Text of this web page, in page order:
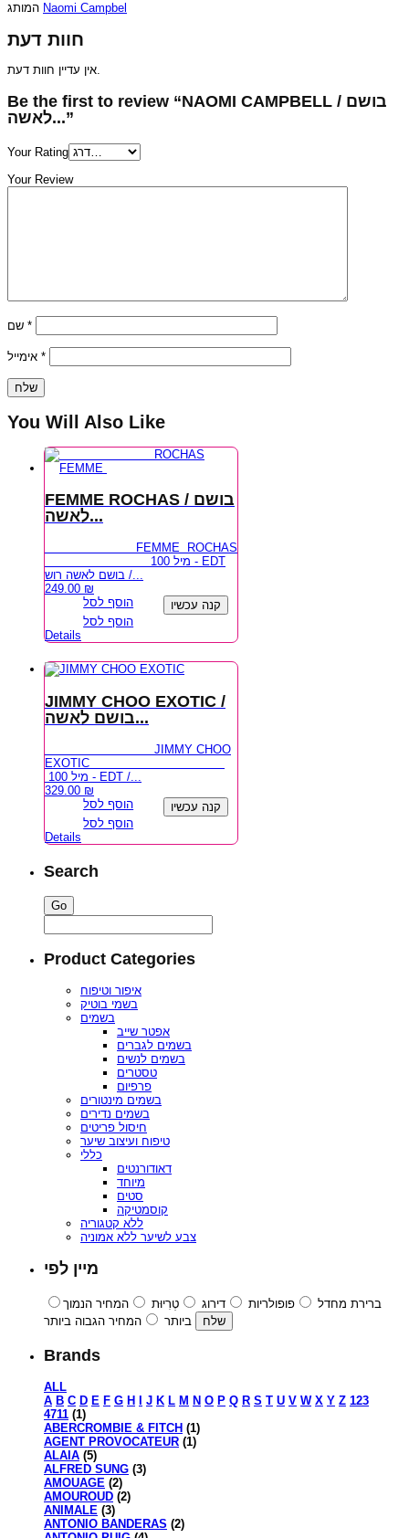
Naomi Campbel
חוות דעת
אין עדיין חוות דעת.
Be the first to review “NAOMI CAMPBELL / בושם
לאשה...”
Your Rating
Your Review
*
*
You Will Also Like
FEMME ROCHAS / בושם
לאשה...
FEMME ROCHAS
100 מיל - EDT
בושם לאשה רוש /...
249.00 ₪
הוסף לסל
קנה עכשיו
הוסף לסל
Details
JIMMY CHOO EXOTIC /
בושם לאשה...
JIMMY CHOO
EXOTIC
100 מיל - EDT /...
329.00 ₪
הוסף לסל
קנה עכשיו
הוסף לסל
Details
Search
Product Categories
איפור וטיפוח
בשמי בוטיק
בשמים
אפטר שייב
בשמים לגברים
בשמים לנשים
טסטרים
פרפיום
בשמים מינטורים
בשמים נדירים
חיסול פריטים
טיפוח ועיצוב שיער
כללי
דאודורנטים
מיוחד
סטים
קוסמטיקה
ללא קטגוריה
צבע לשיער ללא אמוניה
מיין לפי
ברירת מחדל פופולריות דירוג טְרִיוּת
המחיר הנמוך
ביותר
המחיר הגבוה ביותר
Brands
ALL
A B C D E F G H I J K L M N O P Q R S T U V W X Y Z 123
4711 (1)
ABERCROMBIE & FITCH (1)
AGENT PROVOCATEUR (1)
ALAIA (5)
ALFRED SUNG (3)
AMOUAGE (2)
AMOUROUD (2)
ANIMALE (3)
ANTONIO BANDERAS (2)